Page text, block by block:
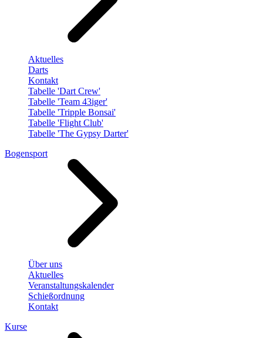
Aktuelles
Darts
Kontakt
Tabelle 'Dart Crew'
Tabelle 'Team 43iger'
Tabelle 'Tripple Bonsai'
Tabelle 'Flight Club'
Tabelle 'The Gypsy Darter'
Bogensport
Über uns
Aktuelles
Veranstaltungskalender
Schießordnung
Kontakt
Kurse